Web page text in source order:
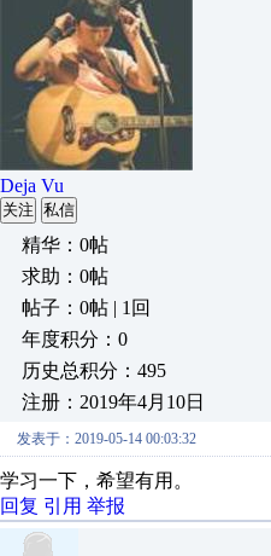
Deja Vu
关注 私信
精华：0帖
求助：0帖
帖子：0帖 | 1回
年度积分：0
历史总积分：495
注册：2019年4月10日
发表于：2019-05-14 00:03:32
学习一下，希望有用。
回复 引用 举报